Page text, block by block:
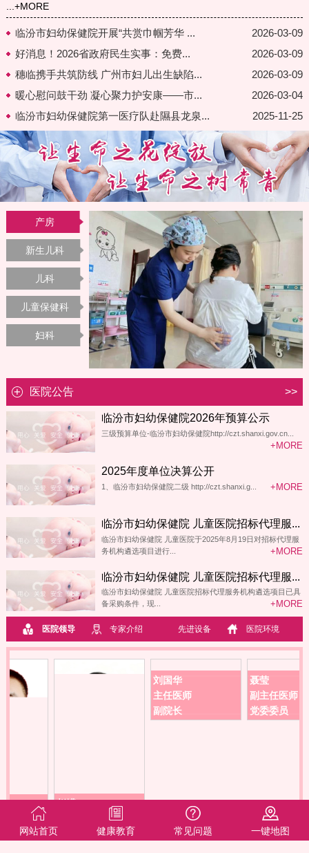
+MORE
临汾市妇幼保健院开展“共赏巾帼芳华 ...
2026-03-09
好消息！2026省政府民生实事：免费...
2026-03-09
穗临携手共筑防线 广州市妇儿出生缺陷...
2026-03-09
暖心慰问鼓干劲 凝心聚力护安康——市...
2026-03-04
临汾市妇幼保健院第一医疗队赴隰县龙泉...
2025-11-25
产房
新生儿科
儿科
儿童保健科
妇科
医院公告 >>
临汾市妇幼保健院2026年预算公示
三级预算单位-临汾市妇幼保健院http://czt.shanxi.gov.cn...
+MORE
2025年度单位决算公开
1、临汾市妇幼保健院二级 http://czt.shanxi.g... +MORE
临汾市妇幼保健院 儿童医院招标代理服...
临汾市妇幼保健院 儿童医院于2025年8月19日对招标代理服
务机构遴选项目进行...
+MORE
临汾市妇幼保健院 儿童医院招标代理服...
临汾市妇幼保健院 儿童医院招标代理服务机构遴选项目已具
备采购条件，现...
+MORE
医院领导 专家介绍 先进设备 医院环境
赵嵘
党委委员、纪委书
记
主任医师
副主任医师
党委委员
网站首页 健康教育 常见问题 一键地图